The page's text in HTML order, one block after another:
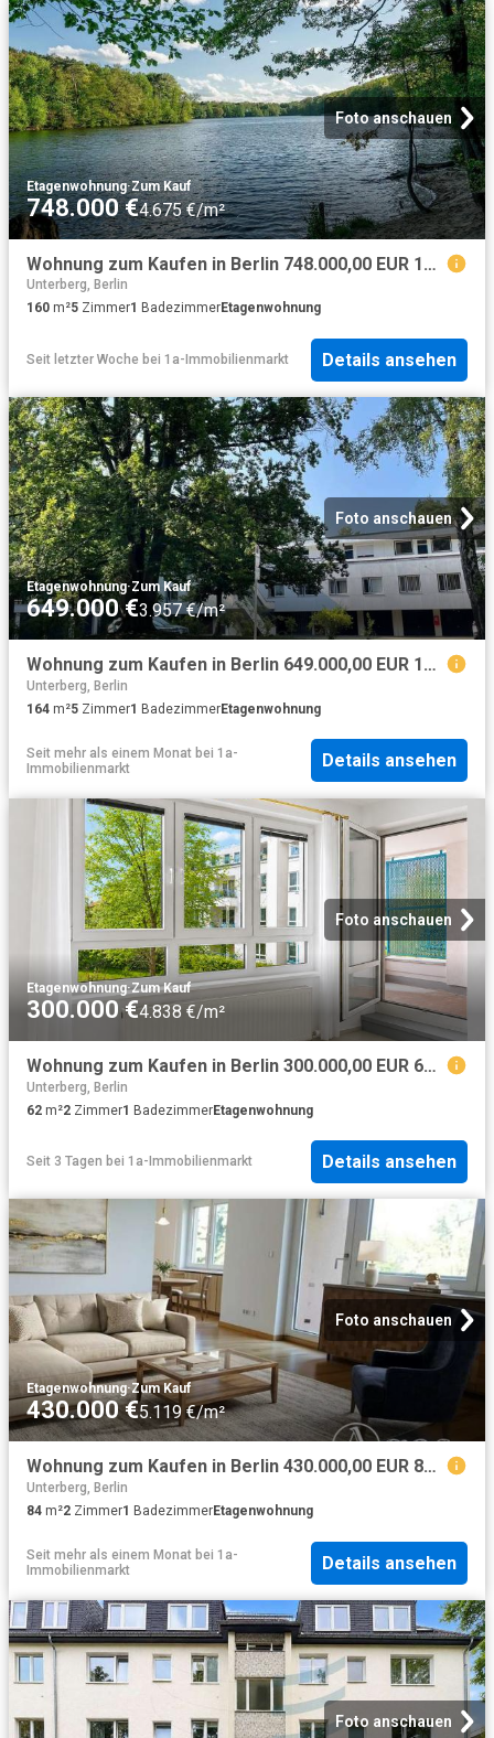
Foto anschauen
Etagenwohnung·Zum Kauf
748.000 €4.675 €/m²
Wohnung zum Kaufen in Berlin 748.000,00 EUR 160 m²
Unterberg, Berlin
160 m²5 Zimmer1 BadezimmerEtagenwohnung
Seit letzter Woche bei 1a-Immobilienmarkt Details ansehen
Foto anschauen
Etagenwohnung·Zum Kauf
649.000 €3.957 €/m²
Wohnung zum Kaufen in Berlin 649.000,00 EUR 164.08 m²
Unterberg, Berlin
164 m²5 Zimmer1 BadezimmerEtagenwohnung
Seit mehr als einem Monat bei 1a-
Immobilienmarkt
Details ansehen
Foto anschauen
Etagenwohnung·Zum Kauf
300.000 €4.838 €/m²
Wohnung zum Kaufen in Berlin 300.000,00 EUR 62.08 m²
Unterberg, Berlin
62 m²2 Zimmer1 BadezimmerEtagenwohnung
Seit 3 Tagen bei 1a-Immobilienmarkt Details ansehen
Foto anschauen
Etagenwohnung·Zum Kauf
430.000 €5.119 €/m²
Wohnung zum Kaufen in Berlin 430.000,00 EUR 84.5 m²
Unterberg, Berlin
84 m²2 Zimmer1 BadezimmerEtagenwohnung
Seit mehr als einem Monat bei 1a-
Immobilienmarkt
Details ansehen
Foto anschauen